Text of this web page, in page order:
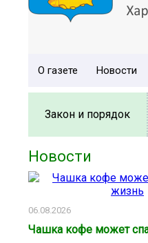
О газете Новости
Закон и порядок
Новости
06.08.2026
Чашка кофе может